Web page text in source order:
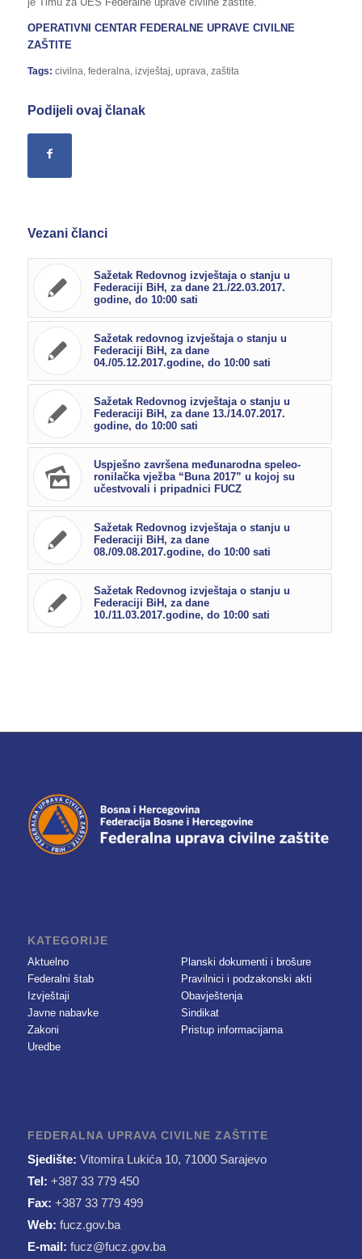
OPERATIVNI CENTAR FEDERALNE UPRAVE CIVILNE
ZAŠTITE
Tags: civilna federalna izvještaj uprava zaštita
Podijeli ovaj članak
Vezani članci
Sažetak Redovnog izvještaja o stanju u
Federaciji BiH, za dane 21./22.03.2017.
godine, do 10:00 sati
Sažetak redovnog izvještaja o stanju u
Federaciji BiH, za dane
04./05.12.2017.godine, do 10:00 sati
Sažetak Redovnog izvještaja o stanju u
Federaciji BiH, za dane 13./14.07.2017.
godine, do 10:00 sati
Uspješno završena međunarodna speleo-
ronilačka vježba “Buna 2017” u kojoj su
učestvovali i pripadnici FUCZ
Sažetak Redovnog izvještaja o stanju u
Federaciji BiH, za dane
08./09.08.2017.godine, do 10:00 sati
Sažetak Redovnog izvještaja o stanju u
Federaciji BiH, za dane
10./11.03.2017.godine, do 10:00 sati
KATEGORIJE
Aktuelno
Federalni štab
Izvještaji
Javne nabavke
Zakoni
Uredbe
Planski dokumenti i brošure
Pravilnici i podzakonski akti
Obavještenja
Sindikat
Pristup informacijama
FEDERALNA UPRAVA CIVILNE ZAŠTITE
Sjedište: Vitomira Lukića 10, 71000 Sarajevo
Tel: +387 33 779 450
Fax: +387 33 779 499
Web: fucz.gov.ba
E-mail: fucz@fucz.gov.ba